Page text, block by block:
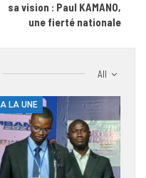
sa vision : Paul KAMANO,
une fierté nationale
All
A LA UNE